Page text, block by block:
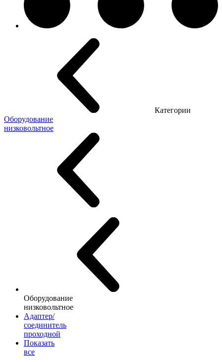
Категории
Оборудование
низковольтное
Оборудование
низковольтное
Адаптер/
соединитель
проходной
Показать
все